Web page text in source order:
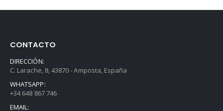
CONTACTO
DIRECCIÓN:
C. Larache, 8, 43870 - Amposta, España
WHATSAPP:
+34 648 867 746
EMAIL: